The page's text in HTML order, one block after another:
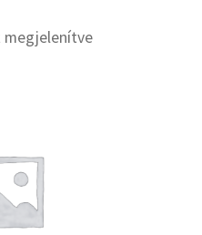
megjelenítve